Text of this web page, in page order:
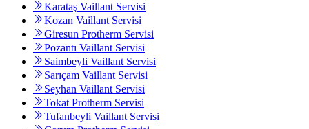
Karataş Vaillant Servisi
Kozan Vaillant Servisi
Giresun Protherm Servisi
Pozantı Vaillant Servisi
Saimbeyli Vaillant Servisi
Sarıçam Vaillant Servisi
Seyhan Vaillant Servisi
Tokat Protherm Servisi
Tufanbeyli Vaillant Servisi